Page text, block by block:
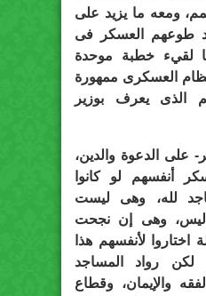
ومعه ما يزيد على
طوعهم العسكر فى
لقيء خطبة موحدة
العسكرى ممهورة
الذى يعرف بوزير
الدعوة والدين،
أنفسهم لو كانوا
لله، وهى ليست
وهى إن نجحت
اختاروا لأنفسهم هذا
لكن رواد المساجد
والإيمان، وقطاع